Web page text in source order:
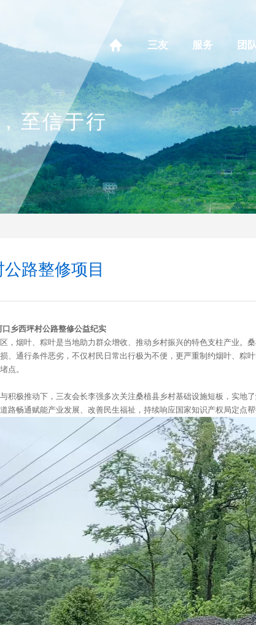
三友 服务 团队
至信于行
路整修项目
乡西坪村公路整修公益纪实
，烟叶、粽叶是当地助力群众增收、推动乡村振兴的特色支柱产业。
、通行条件恶劣，不仅村民日常出行极为不便，更严重制约烟叶、粽
点。
积极推动下，三友会长李强多次关注桑植县乡村基础设施短板，实地
路畅通赋能产业发展、改善民生福祉，持续响应国家知识产权局定点